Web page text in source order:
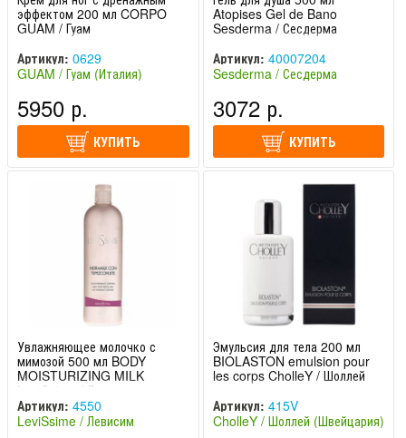
эффектом 200 мл CORPO
GUAM / Гуам
Артикул: 0629
GUAM / Гуам (Италия)
5950 р.
КУПИТЬ
Atopises Gel de Bano
Sesderma / Сесдерма
Артикул: 40007204
Sesderma / Сесдерма
3072 р.
КУПИТЬ
Увлажняющее молочко с
мимозой 500 мл BODY
MOISTURIZING MILK
LeviSsime / Левиссим
Артикул: 4550
LeviSsime / Левисим
Эмульсия для тела 200 мл
BIOLASTON emulsion pour
les corps CholleY / Шоллей
Артикул: 415V
CholleY / Шоллей (Швейцария)